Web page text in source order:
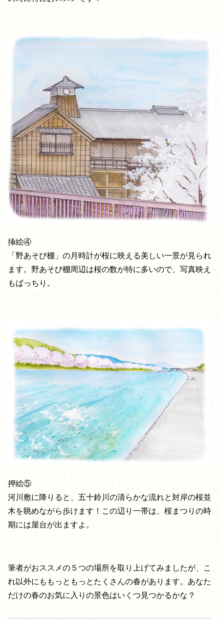
挿絵④
「野あそび棚」の月時計が桜に映える美しい一景が見られ
ます。野あそび棚周辺は桜の数が特に多いので、写真映え
もばっちり。
押絵⑤
河川敷に降りると、五十鈴川の清らかな流れと対岸の桜並
木を眺めながら歩けます！この辺り一帯は、桜まつりの時
期には屋台が出ますよ。
筆者がおススメの５つの場所を取り上げてみましたが、こ
れ以外にももっともっとたくさんの春があります。あなた
だけの春のお気に入りの景色はいくつ見つかるかな？